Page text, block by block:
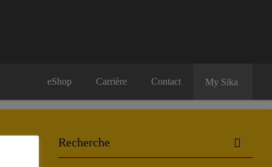
eShop Carrière Contact My Sika